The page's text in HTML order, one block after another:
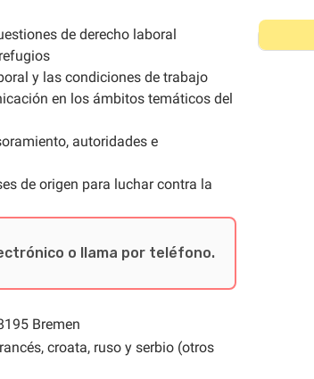
de derecho laboral
y las condiciones de trabajo
en los ámbitos temáticos del
autoridades e
de origen para luchar contra la
o llama por teléfono.
Bremen
croata, ruso y serbio (otros